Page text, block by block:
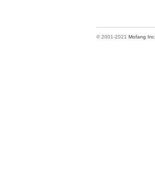
© 2001-2021 Mofang Inc.